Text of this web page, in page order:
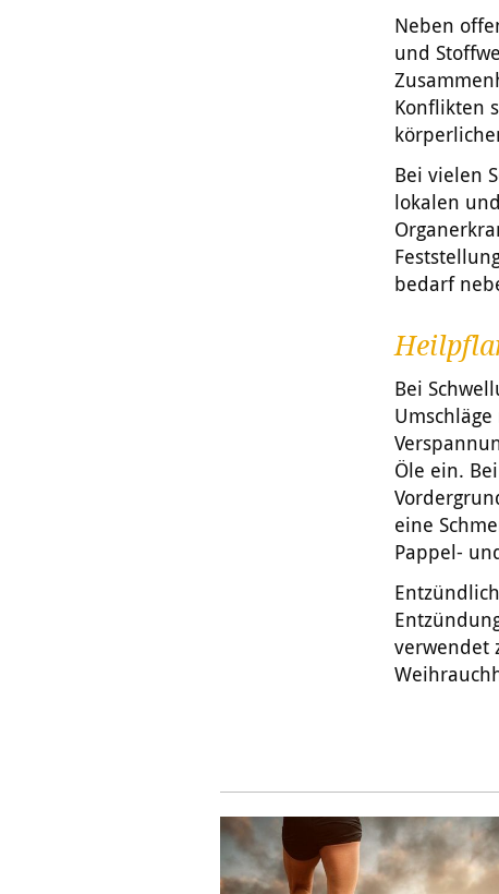
Neben
und
Konflikten
Bei vielen
lokalen
bedarf
Bei
Öle ein.
eine
Pappel-
verwendet